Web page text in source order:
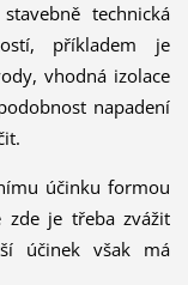
technická
příkladem je
vhodná izolace
napadení
účinku formou
zde je třeba zvážit
účinek však má